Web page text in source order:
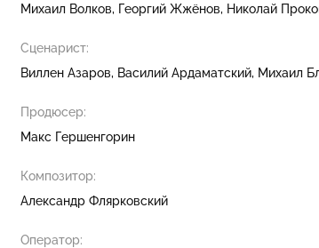
Михаил Волков
Георгий Жжёнов Николай
Сценарист:
Виллен Азаров
Василий Ардаматский Михаил
Продюсер:
Макс Гершенгорин
Композитор:
Александр Флярковский
Оператор: